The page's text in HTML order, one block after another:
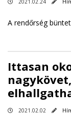
2021.02.24
A rendőrség
Ittasan
2021.02.02